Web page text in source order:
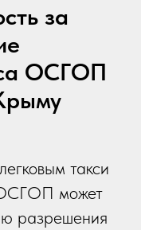
за
ОСГОП
такси
ОСГОП может
разрешения